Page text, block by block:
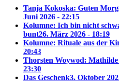
Tanja Kokoska: Guten
Juni 2026 - 22:15
Kolumne: Ich bin nicht
bunt26. März 2026 - 18:19
Kolumne: Rituale aus der
20:43
Thorsten Woywod:
23:30
Das Geschenk3. Oktober